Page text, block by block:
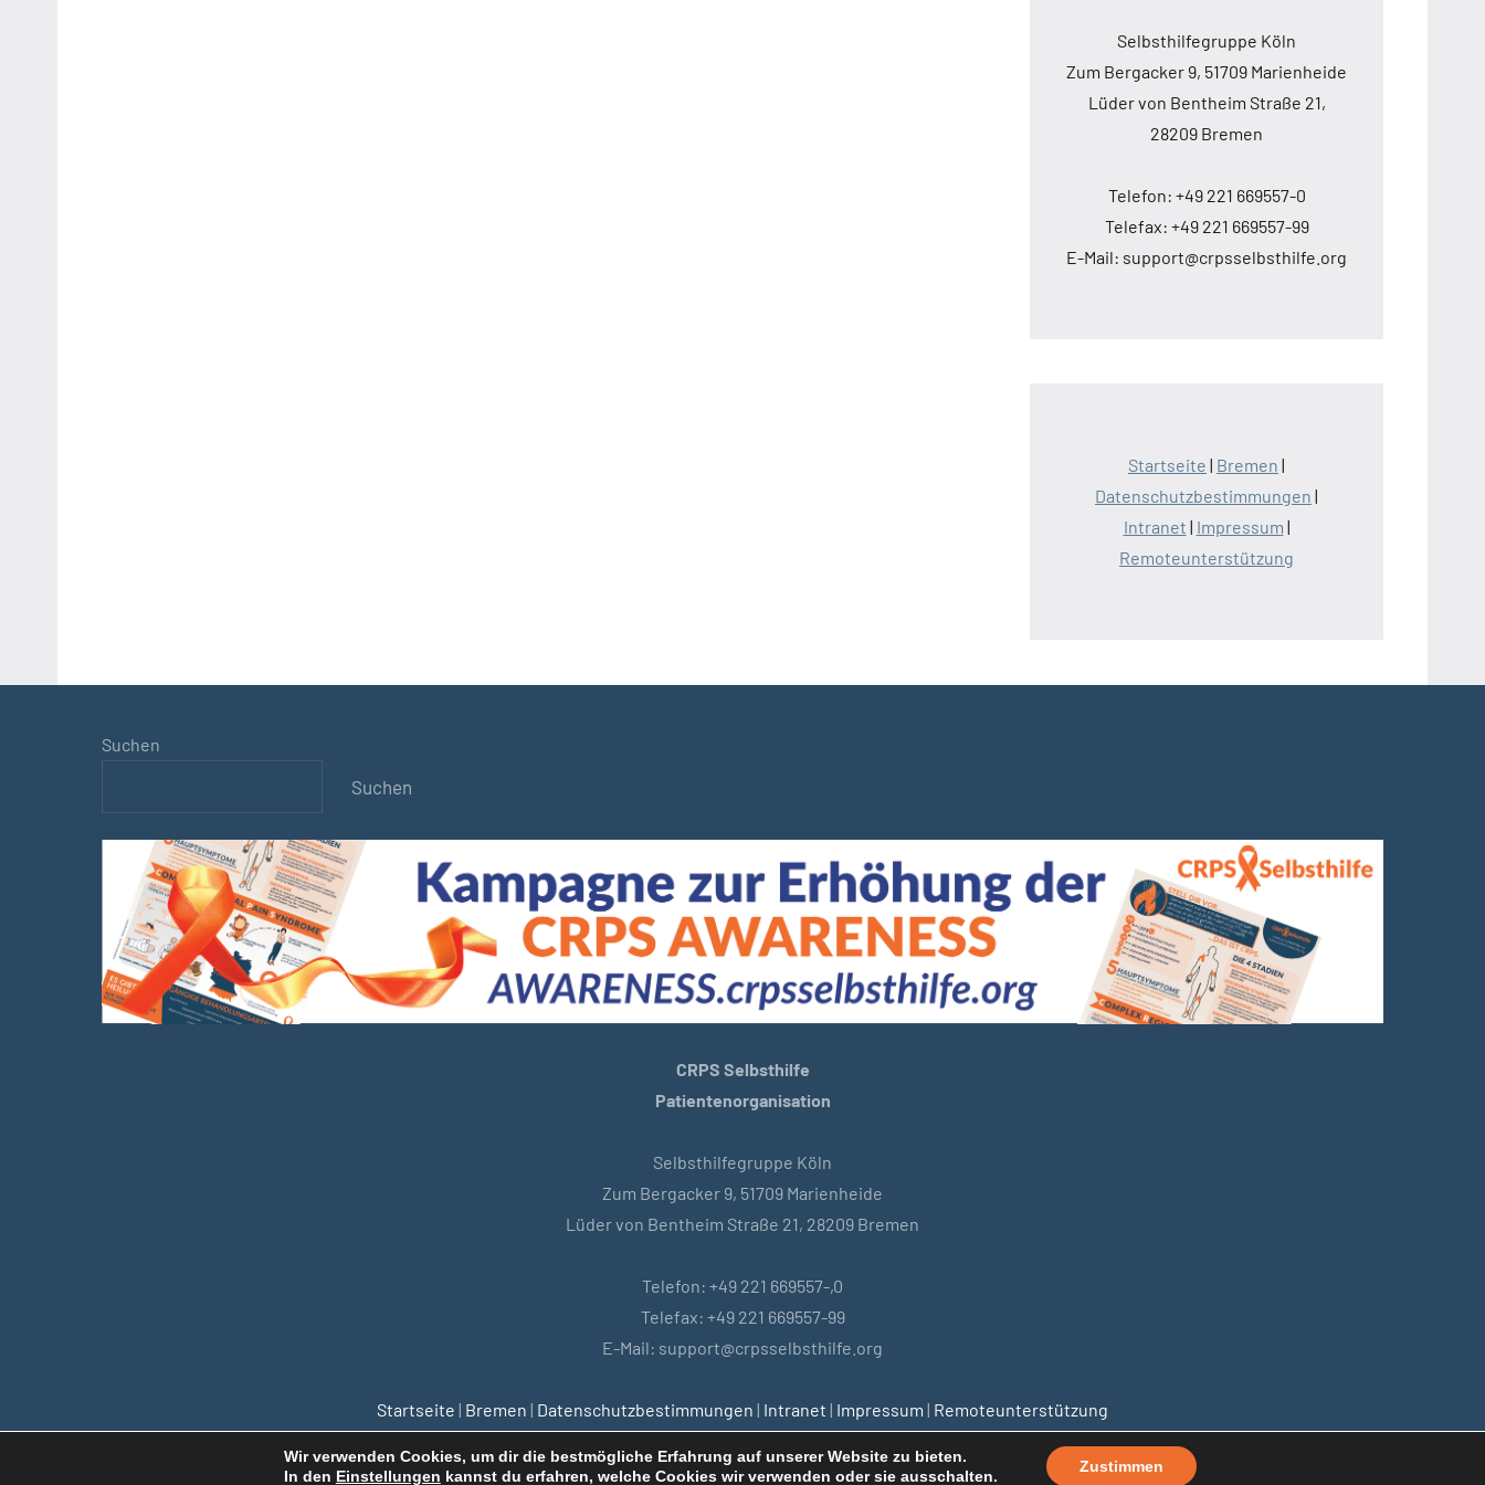
Selbsthilfegruppe Köln
Zum Bergacker 9, 51709 Marienheide
Lüder von Bentheim Straße 21,
28209 Bremen
Telefon: +49 221 669557-0
Telefax: +49 221 669557-99
E-Mail: support@crpsselbsthilfe.org
Startseite | Bremen |
Datenschutzbestimmungen |
Intranet | Impressum |
Remoteunterstützung
Suchen
Suchen
CRPS Selbsthilfe
Patientenorganisation
Selbsthilfegruppe Köln
Zum Bergacker 9, 51709 Marienheide
Lüder von Bentheim Straße 21, 28209 Bremen
Telefon: +49 221 669557-,0
Telefax: +49 221 669557-99
E-Mail: support@crpsselbsthilfe.org
Startseite | Bremen | Datenschutzbestimmungen | Intranet | Impressum | Remoteunterstützung
Wir verwenden Cookies, um dir die bestmögliche Erfahrung auf unserer Website zu bieten.
In den Einstellungen kannst du erfahren, welche Cookies wir verwenden oder sie ausschalten.
Zustimmen